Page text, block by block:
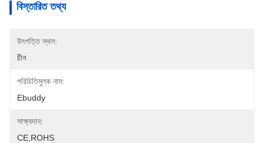
বিস্তারিত তথ্য
উৎপত্তি স্থল:
চীন
পরিচিতিমুলক নাম:
Ebuddy
সাক্ষ্যদান:
CE,ROHS